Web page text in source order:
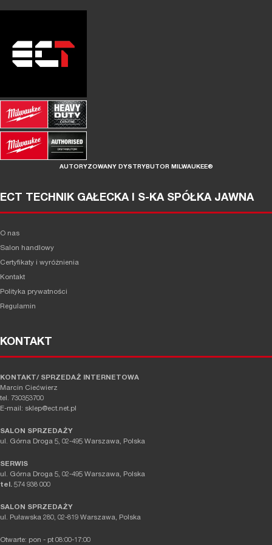
AUTORYZOWANY DYSTRYBUTOR MILWAUKEE®
ECT TECHNIK GAŁECKA I S-KA SPÓŁKA JAWNA
O nas
Salon handlowy
Certyfikaty i wyróżnienia
Kontakt
Polityka prywatności
Regulamin
KONTAKT
KONTAKT/ SPRZEDAŻ INTERNETOWA
Marcin Ciećwierz
tel. 730353700
E-mail: sklep@ect.net.pl
SALON SPRZEDAŻY
ul. Górna Droga 5, 02-495 Warszawa, Polska
SERWIS
ul. Górna Droga 5, 02-495 Warszawa, Polska
tel. 574 938 000
SALON SPRZEDAŻY
ul. Puławska 280, 02-819 Warszawa, Polska
Otwarte: pon - pt 08:00-17:00